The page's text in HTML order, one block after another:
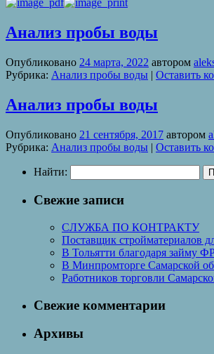
Анализ пробы воды
Опубликовано 24 марта, 2022 автором
Рубрика: Анализ пробы воды | Оставить
Анализ пробы воды
Опубликовано 21 сентября, 2017 автором
Рубрика: Анализ пробы воды | Оставить
Найти:
Свежие записи
СЛУЖБА ПО КОНТРАКТУ
Поставщик стройматериалов
В Тольятти благодаря займу
В Минпромторге Самарской
Работников торговли
Свежие комментарии
Архивы